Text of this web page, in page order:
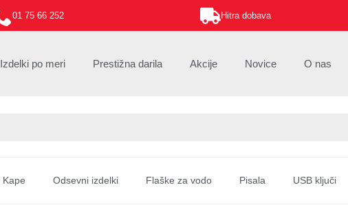
01 75 66 252 Hitra dobava
Izdelki po meri Prestižna darila Akcije Novice O nas
Kape Odsevni izdelki Flaške za vodo Pisala USB ključi